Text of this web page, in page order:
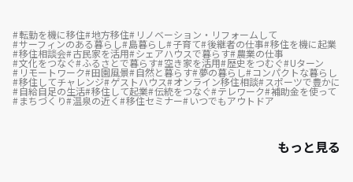
転勤を機に移住 地方移住 リノベーション・リフォームして
サーフィンのある暮らし 島暮らし 子育て 後継者の仕事 移住を機に起業
移住相談会 古民家を活用 シェアハウスで暮らす 農業の仕事
文化をつなぐ ふるさとで暮らす 空き家を活用 歴史をつむぐ Uターン
リモートワーク 田園風景 自然と暮らす 夢の暮らし コンパクトな暮らし
移住してチャレンジ ゲストハウス オンライン移住相談 スポーツで豊かに
自給自足の生活 移住して起業 伝統をつなぐ テレワーク 補助金を使って
まちづくり 温泉の近く 移住セミナー いつでもアウトドア
もっと見る